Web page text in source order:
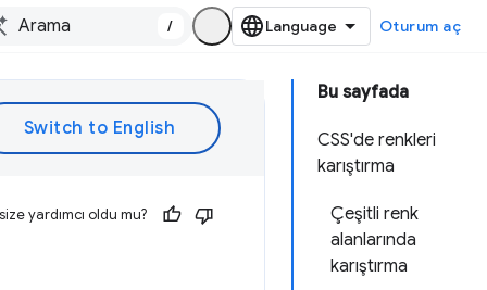
/ Oturum aç
Bu sayfada
CSS'de renkleri
karıştırma
Çeşitli renk
alanlarında
karıştırma
yardımcı oldu mu?